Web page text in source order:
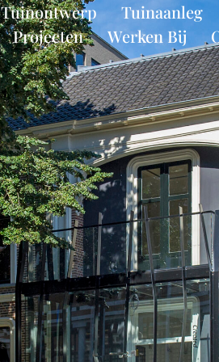
Tuinontwerp Tuinaanleg
Projecten
Werken Bij